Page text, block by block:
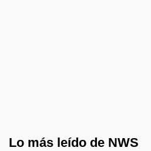
Lo más leído de NWS